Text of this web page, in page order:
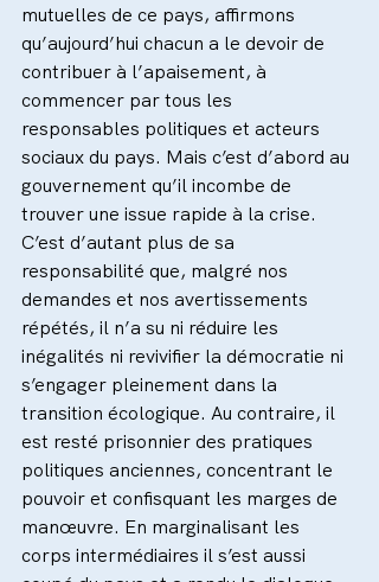
mutuelles de ce pays, affirmons
qu’aujourd’hui chacun a le devoir de
contribuer à l’apaisement, à
commencer par tous les
responsables politiques et acteurs
sociaux du pays. Mais c’est d’abord au
gouvernement qu’il incombe de
trouver une issue rapide à la crise.
C’est d’autant plus de sa
responsabilité que, malgré nos
demandes et nos avertissements
répétés, il n’a su ni réduire les
inégalités ni revivifier la démocratie ni
s’engager pleinement dans la
transition écologique. Au contraire, il
est resté prisonnier des pratiques
politiques anciennes, concentrant le
pouvoir et confisquant les marges de
manœuvre. En marginalisant les
corps intermédiaires il s’est aussi